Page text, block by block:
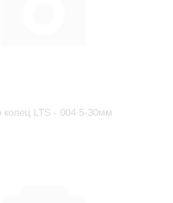
колец LTS - 004 5-30мм